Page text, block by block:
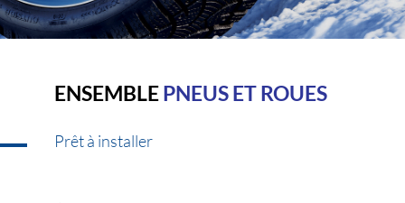
ENSEMBLEPNEUS ET ROUES
Prêt à installer